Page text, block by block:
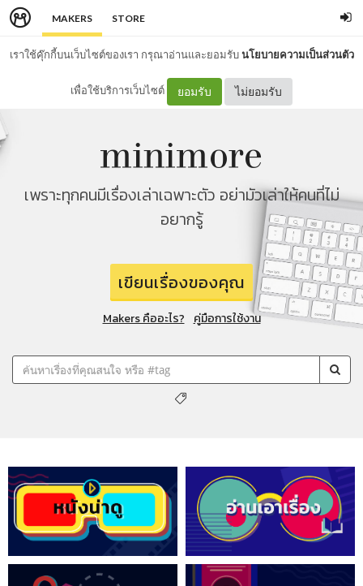
MAKERS STORE
เราใช้คุ๊กกี้บนเว็บไซต์ของเรา กรุณาอ่านและยอมรับนโยบายความเป็นส่วนตัว
เพื่อใช้บริการเว็บไซต์ ยอมรับ ไม่ยอมรับ
เพราะทุกคนมีเรื่องเล่าเฉพาะตัว อย่ามัวเล่าให้คนที่ไม่
อยากรู้
เขียนเรื่องของคุณ
Makers คืออะไร? คู่มือการใช้งาน